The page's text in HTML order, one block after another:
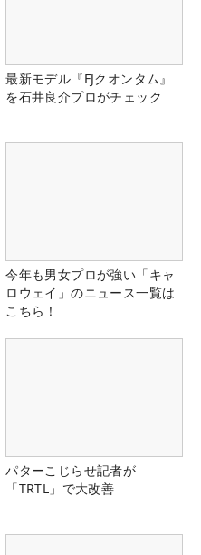
最新モデル『FJクオンタム』
を石井良介プロがチェック
今年も男女プロが強い「キャ
ロウェイ」のニュース一覧は
こちら！
パターこじらせ記者が
「TRTL」で大改善